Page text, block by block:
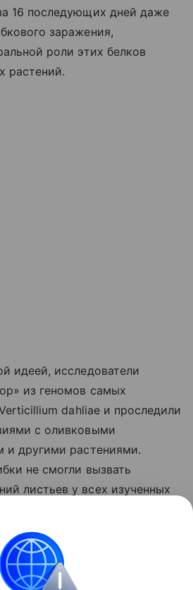
16 последующих дней даже
заражения,
роли этих белков
растений.
идеей, исследователи
из геномов самых
dahliae и проследили
с оливковыми
и другими растениями.
не смогли вызвать
листьев у всех изученных
средств,
работу этих генов
от гибели, подытожили